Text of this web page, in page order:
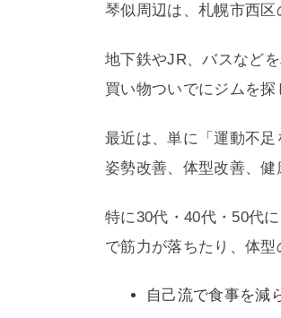
琴似周辺は、札幌市西区
地下鉄やJR、バスなど
買い物ついでにジムを探
最近は、単に「運動不足
姿勢改善、体型改善、健
特に30代・40代・50代
で筋力が落ちたり、体型
自己流で食事を減